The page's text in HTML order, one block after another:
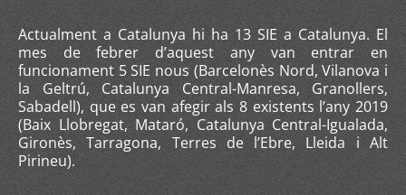
Actualment a Catalunya hi ha 13 SIE a Catalunya. El
mes de febrer d’aquest any van entrar en
funcionament 5 SIE nous (Barcelonès Nord, Vilanova i
la Geltrú, Catalunya Central-Manresa, Granollers,
Sabadell), que es van afegir als 8 existents l’any 2019
(Baix Llobregat, Mataró, Catalunya Central-Igualada,
Gironès, Tarragona, Terres de l’Ebre, Lleida i Alt
Pirineu).